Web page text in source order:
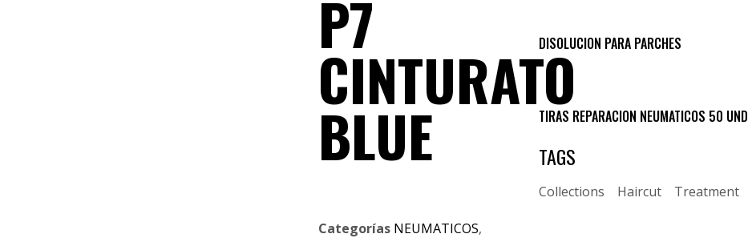
P7
CINTURATO
BLUE
Categorías NEUMATICOS,
DISOLUCION PARA PARCHES
TIRAS REPARACION NEUMATICOS 50 UND
TAGS
Collections Haircut Treatment